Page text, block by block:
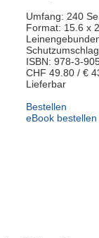
Umfang: 240
Format: 15.6 x
Schutzumschlag
ISBN: 978-3-
CHF 49.80 / €
Lieferbar
Bestellen
eBook bestellen